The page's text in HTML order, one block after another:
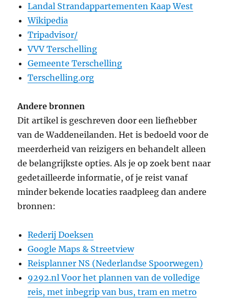
Landal Strandappartementen Kaap West
Wikipedia
Tripadvisor/
VVV Terschelling
Gemeente Terschelling
Terschelling.org
Andere bronnen
Dit artikel is geschreven door een liefhebber
van de Waddeneilanden. Het is bedoeld voor de
meerderheid van reizigers en behandelt alleen
de belangrijkste opties. Als je op zoek bent naar
gedetailleerde informatie, of je reist vanaf
minder bekende locaties raadpleeg dan andere
bronnen:
Rederij Doeksen
Google Maps & Streetview
Reisplanner NS (Nederlandse Spoorwegen)
9292.nl Voor het plannen van de volledige
reis, met inbegrip van bus, tram en metro